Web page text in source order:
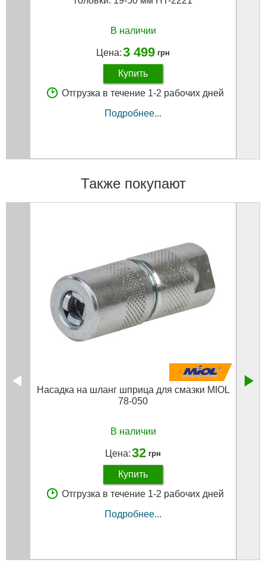
В наличии
Цена:3 499 грн
Купить
Отгрузка в течение 1-2 рабочих дней
Подробнее...
Также покупают
Насадка на шланг шприца для смазки MIOL
78-050
В наличии
Цена:32 грн
Купить
Отгрузка в течение 1-2 рабочих дней
Подробнее...